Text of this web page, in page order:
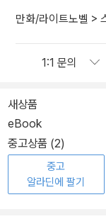
만화/라이트노벨 >
새상품
eBook
중고상품 (2)
중고
알라딘에 팔기